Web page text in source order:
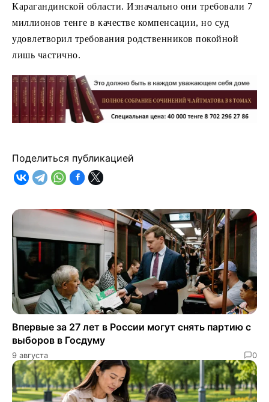
Карагандинской области. Изначально они требовали 7
миллионов тенге в качестве компенсации, но суд
удовлетворил требования родственников покойной
лишь частично.
Поделиться публикацией
Впервые за 27 лет в России могут снять партию с
выборов в Госдуму
9 августа 0